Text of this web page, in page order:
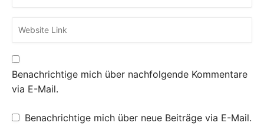
Benachrichtige mich über nachfolgende Kommentare
via E-Mail.
Benachrichtige mich über neue Beiträge via E-Mail.